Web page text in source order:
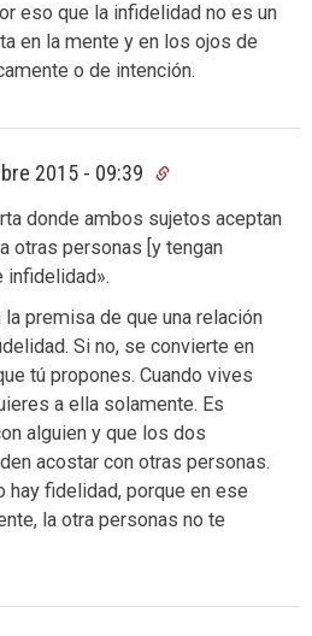
eso que la infidelidad no es un
en la mente y en los ojos de
o de intención.
2015 - 09:39
donde ambos sujetos aceptan
otras personas [y tengan
infidelidad».
premisa de que una relación
Si no, se convierte en
tú propones. Cuando vives
a ella solamente. Es
alguien y que los dos
acostar con otras personas.
hay fidelidad, porque en ese
la otra personas no te